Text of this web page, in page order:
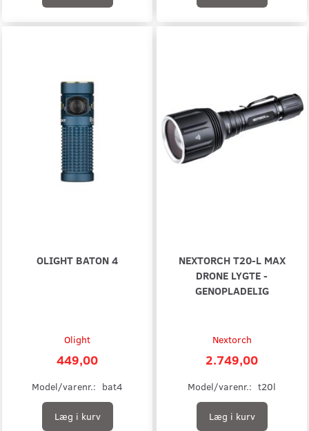
OLIGHT BATON 4
Olight
449,00
Model/varenr.: bat4
Læg i kurv
NEXTORCH T20-L MAX
DRONE LYGTE -
GENOPLADELIG
Nextorch
2.749,00
Model/varenr.: t20l
Læg i kurv